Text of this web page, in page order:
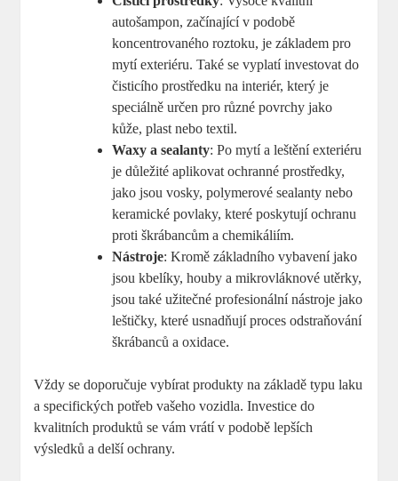
autošampon, začínající v podobě
‍koncentrovaného ‍roztoku, je základem pro
⁢mytí exteriéru. Také se vyplatí investovat do
čisticího prostředku na interiér, který ​je
speciálně určen pro různé povrchy jako⁣
kůže, plast nebo textil.
Waxy a sealanty:⁤ Po mytí a leštění exteriéru
je ​důležité aplikovat ochranné prostředky,
jako jsou ‍vosky, polymerové sealanty nebo
keramické povlaky, které poskytují ochranu
proti škrábancům a chemikáliím.
Nástroje: Kromě základního vybavení jako
jsou kbelíky, houby a mikrovláknové utěrky,
jsou také užitečné profesionální nástroje jako
leštičky,⁤ které usnadňují⁣ proces odstraňování
škrábanců a oxidace.
Vždy se doporučuje vybírat produkty na základě typu laku
a specifických‍ potřeb‌ vašeho vozidla.‍ Investice ⁢do‍
kvalitních produktů se ​vám vrátí v⁤ podobě lepších
výsledků a delší ochrany.